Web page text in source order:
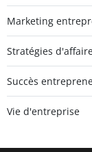
Marketing
Stratégies
Succès
Vie d'entreprise